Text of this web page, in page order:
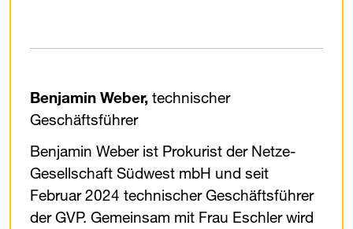
Benjamin Weber, technischer
Geschäftsführer
Benjamin Weber ist Prokurist der Netze-
Gesellschaft Südwest mbH und seit
Februar 2024 technischer Geschäftsführer
der ​GVP​. Gemeinsam mit Frau Eschler wird